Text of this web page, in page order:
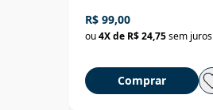
R$ 99,00
ou4X de R$ 24,75sem juros
Comprar